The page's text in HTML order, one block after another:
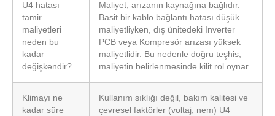
U4 hatası
tamir
maliyetleri
neden bu
kadar
değişkendir?
Maliyet, arızanın kaynağına bağlıdır.
Basit bir kablo bağlantı hatası düşük
maliyetliyken, dış ünitedeki Inverter
PCB veya Kompresör arızası yüksek
maliyetlidir. Bu nedenle doğru teşhis,
maliyetin belirlenmesinde kilit rol oynar.
Klimayı ne
kadar süre
Kullanım sıklığı değil, bakım kalitesi ve
çevresel faktörler (voltaj, nem) U4